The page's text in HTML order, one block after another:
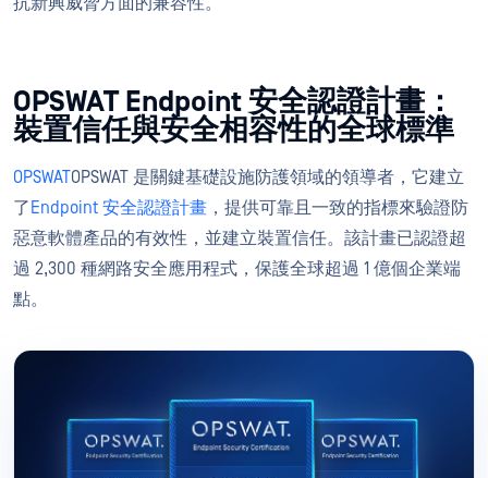
OPSWAT Endpoint 安全認證計畫：
裝置信任與安全相容性的全球標準
OPSWATOPSWAT 是關鍵基礎設施防護領域的領導者，它建立
了 Endpoint 安全認證計畫 ，提供可靠且一致的指標來驗證防
惡意軟體產品的有效性，並建立裝置信任。該計畫已認證超
過 2,300 種網路安全應用程式，保護全球超過 1 億個企業端
點。